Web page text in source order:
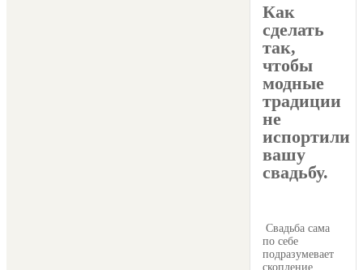
Как
сделать
так,
чтобы
модные
традиции
не
испортили
вашу
свадьбу.
Свадьба сама
по себе
подразумевает
скопление